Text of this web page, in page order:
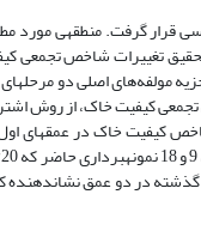
مولفه‌های اصلی دو
کیفیت خاک، از روش